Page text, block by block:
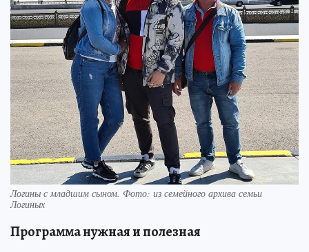
Логины с младшим сыном. Фото: из семейного архива семьи
Логиных
Программа нужная и полезная